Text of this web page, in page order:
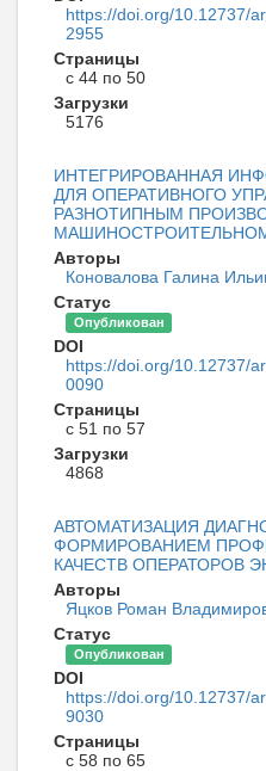
https://doi.org/10.12737/
2955
Страницы
с 44 по 50
Загрузки
5176
ИНТЕГРИРОВАННАЯ
ДЛЯ ОПЕРАТИВНОГО
РАЗНОТИПНЫМ
Авторы
Коновалова Галина
Статус
Опубликован
DOI
https://doi.org/10.12737/
0090
Страницы
с 51 по 57
Загрузки
4868
АВТОМАТИЗАЦИЯ
ФОРМИРОВАНИЕМ
КАЧЕСТВ ОПЕРАТОРОВ
Авторы
Яцков Роман
Статус
Опубликован
DOI
https://doi.org/10.12737/
9030
Страницы
с 58 по 65